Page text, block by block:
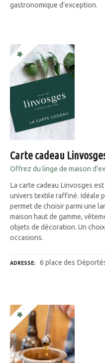
gastronomique d’exception.
Carte cadeau
Offrez du linge de maison
La carte cadeau Linvosges
univers textile raffiné. Idéale
permet de choisir parmi une
maison haut de gamme,
objets de décoration. Un
occasions.
ADRESSE 6 place des